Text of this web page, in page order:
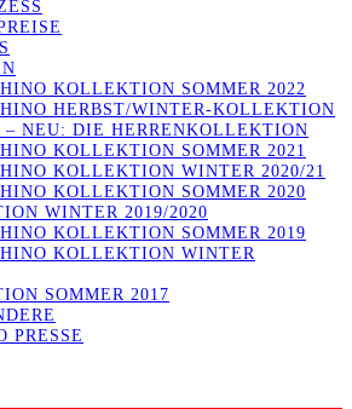
KOLLEKTION SOMMER 2022
HERBST/WINTER-KOLLEKTION
– NEU: DIE HERRENKOLLEKTION
KOLLEKTION SOMMER 2021
KOLLEKTION WINTER 2020/21
KOLLEKTION SOMMER 2020
WINTER 2019/2020
KOLLEKTION SOMMER 2019
KOLLEKTION WINTER
SOMMER 2017
PRESSE